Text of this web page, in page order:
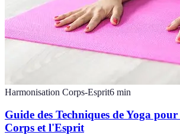
Harmonisation Corps-Esprit6 min
Guide des Techniques de Yoga
Corps et l'Esprit